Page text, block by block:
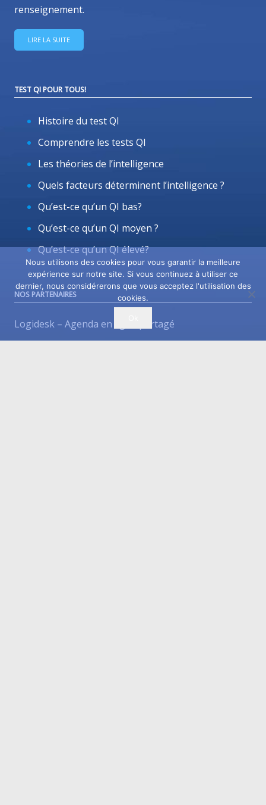
renseignement.
LIRE LA SUITE
TEST QI POUR TOUS!
Histoire du test QI
Comprendre les tests QI
Les théories de l’intelligence
Quels facteurs déterminent l’intelligence ?
Qu’est-ce qu’un QI bas?
Qu’est-ce qu’un QI moyen ?
Qu’est-ce qu’un QI élevé?
NOS PARTENAIRES
Logidesk – Agenda en ligne partagé
Nous utilisons des cookies pour vous garantir la meilleure
expérience sur notre site. Si vous continuez à utiliser ce
dernier, nous considérerons que vous acceptez l'utilisation des
cookies.